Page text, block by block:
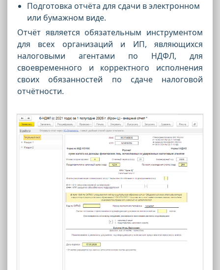
Подготовка отчёта для сдачи в электронном
или бумажном виде.
Отчёт является обязательным инструментом
для всех организаций и ИП, являющихся
налоговыми агентами по НДФЛ, для
своевременного и корректного исполнения
своих обязанностей по сдаче налоговой
отчётности.